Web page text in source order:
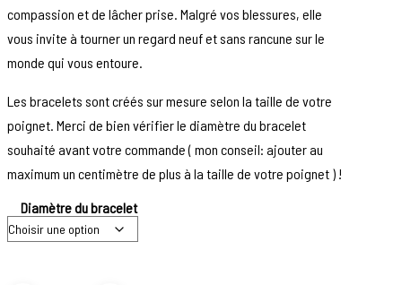
compassion et de lâcher prise. Malgré vos blessures, elle
vous invite à tourner un regard neuf et sans rancune sur le
monde qui vous entoure.
Les bracelets sont créés sur mesure selon la taille de votre
poignet. Merci de bien vérifier le diamètre du bracelet
souhaité avant votre commande ( mon conseil: ajouter au
maximum un centimètre de plus à la taille de votre poignet ) !
Diamètre du bracelet